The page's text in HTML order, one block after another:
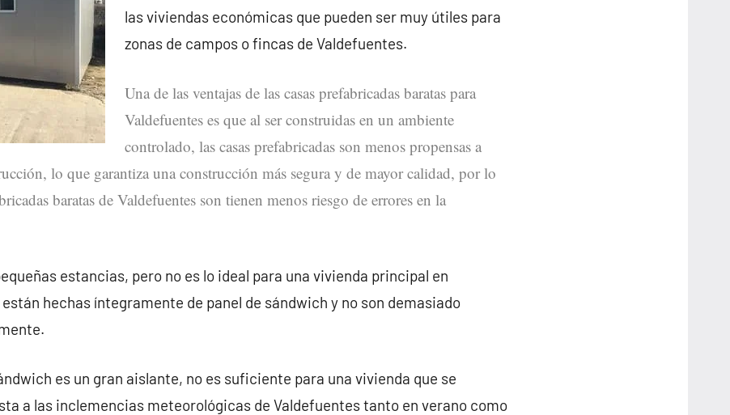
las viviendas económicas que pueden ser muy útiles para
zonas de campos o fincas de Valdefuentes.
Una de las ventajas de las casas prefabricadas baratas para
Valdefuentes es que al ser construidas en un ambiente
controlado, las casas prefabricadas son menos propensas a
lo que garantiza una construcción más segura y de mayor calidad, por lo
baratas de Valdefuentes son tienen menos riesgo de errores en la
estancias, pero no es lo ideal para una vivienda principal en
hechas íntegramente de panel de sándwich y no son demasiado
es un gran aislante, no es suficiente para una vivienda que se
a las inclemencias meteorológicas de Valdefuentes tanto en verano como